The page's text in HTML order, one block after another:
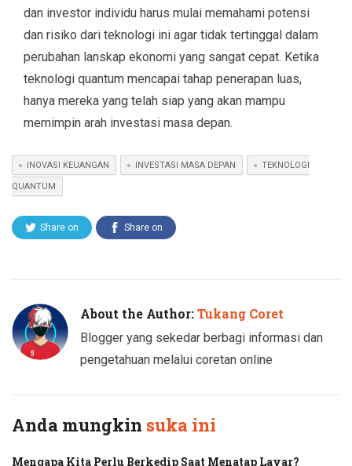
dan investor individu harus mulai memahami potensi
dan risiko dari teknologi ini agar tidak tertinggal dalam
perubahan lanskap ekonomi yang sangat cepat. Ketika
teknologi quantum mencapai tahap penerapan luas,
hanya mereka yang telah siap yang akan mampu
memimpin arah investasi masa depan.
INOVASI KEUANGAN INVESTASI MASA DEPAN TEKNOLOGI
QUANTUM
Share on Share on
About the Author:Tukang Coret
Blogger yang sekedar berbagi informasi dan
pengetahuan melalui coretan online
Anda mungkin suka ini
Mengapa Kita Perlu Berkedip Saat Menatap Layar?